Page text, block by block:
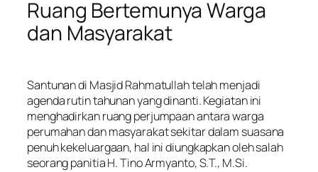
Ruang Bertemunya Warga
dan Masyarakat
Santunan di Masjid Rahmatullah telah menjadi
agenda rutin tahunan yang dinanti. Kegiatan ini
menghadirkan ruang perjumpaan antara warga
perumahan dan masyarakat sekitar dalam suasana
penuh kekeluargaan, hal ini diungkapkan oleh salah
seorang panitia H. Tino Armyanto, S.T., M.Si.